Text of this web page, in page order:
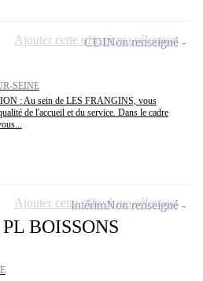
SEINE
: Au sein de LES FRANGINS, vous
de l'accueil et du service. Dans le cadre
CDINon renseigné
Ajouter cette offre à ma sélection
BOISSONS
IntérimNon renseigné
Ajouter cette offre à ma sélection